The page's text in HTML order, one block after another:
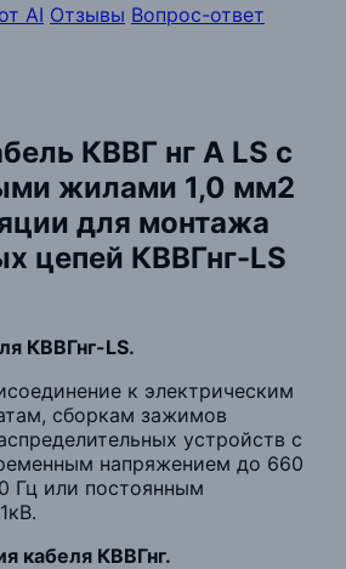
AI Отзывы Вопрос-ответ
КВВГ нг А LS с
жилами 1,0 мм2
для монтажа
цепей КВВГнг-LS
КВВГнг-LS.
к электрическим
сборкам зажимов
устройств с
напряжением до 660
Гц или постоянным
кабеля КВВГнг.